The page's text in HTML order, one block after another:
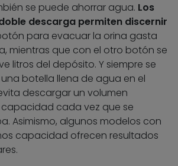
se puede ahorrar agua. Los
descarga permiten discernir
para evacuar la orina gasta
mientras que con el otro botón se
litros del depósito. Y siempre se
botella llena de agua en el
descargar un volumen
cada vez que se
Asimismo, algunos modelos con
capacidad ofrecen resultados